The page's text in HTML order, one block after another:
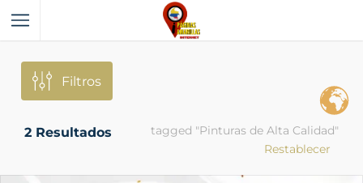
Filtros
2 Resultados
tagged "Pinturas de Alta Calidad"
Restablecer